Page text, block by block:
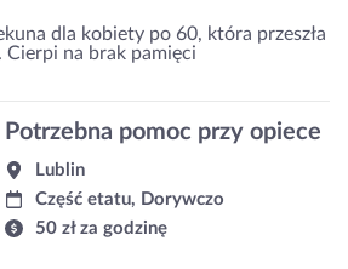
dla kobiety po 60, która przeszła
Cierpi na brak pamięci
Potrzebna pomoc przy opiece
Lublin
Część etatu, Dorywczo
50 zł za godzinę